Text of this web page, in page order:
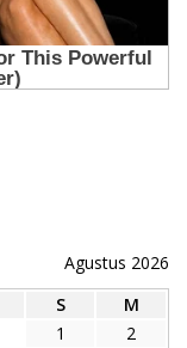
Agustus 2026
S
M
1
2